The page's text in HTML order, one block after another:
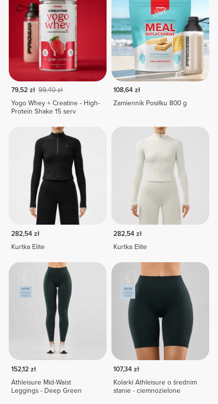
79,52 zł 99,40 zł
Yogo Whey + Creatine - High-
Protein Shake 15 serv
108,64 zł
Zamiennik Posiłku 800 g
282,54 zł
Kurtka Elite
282,54 zł
Kurtka Elite
152,12 zł
Athleisure Mid-Waist
Leggings - Deep Green
107,34 zł
Kolarki Athleisure o średnim
stanie - ciemnozielone